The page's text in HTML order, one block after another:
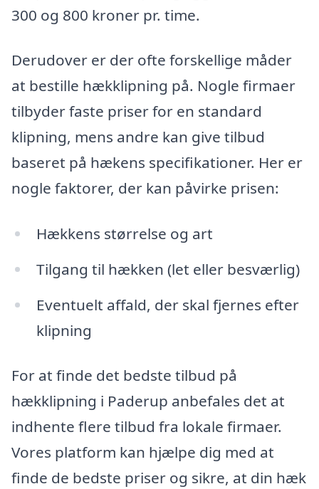
300 og 800 kroner pr. time.
Derudover er der ofte forskellige måder
at bestille hækklipning på. Nogle firmaer
tilbyder faste priser for en standard
klipning, mens andre kan give tilbud
baseret på hækens specifikationer. Her er
nogle faktorer, der kan påvirke prisen:
Hækkens størrelse og art
Tilgang til hækken (let eller besværlig)
Eventuelt affald, der skal fjernes efter
klipning
For at finde det bedste tilbud på
hækklipning i Paderup anbefales det at
indhente flere tilbud fra lokale firmaer.
Vores platform kan hjælpe dig med at
finde de bedste priser og sikre, at din hæk